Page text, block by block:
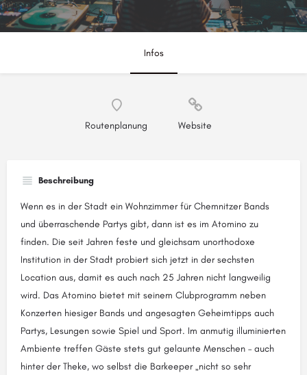
Infos
Routenplanung Website
Beschreibung
Wenn es in der Stadt ein Wohnzimmer für Chemnitzer Bands
und überraschende Partys gibt, dann ist es im Atomino zu
finden. Die seit Jahren feste und gleichsam unorthodoxe
Institution in der Stadt probiert sich jetzt in der sechsten
Location aus, damit es auch nach 25 Jahren nicht langweilig
wird. Das Atomino bietet mit seinem Clubprogramm neben
Konzerten hiesiger Bands und angesagten Geheimtipps auch
Partys, Lesungen sowie Spiel und Sport. Im anmutig illuminierten
Ambiente treffen Gäste stets gut gelaunte Menschen – auch
hinter der Theke, wo selbst die Barkeeper „nicht so sehr